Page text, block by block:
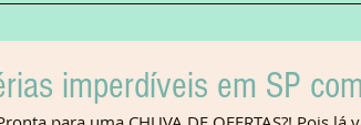
imperdíveis em SP